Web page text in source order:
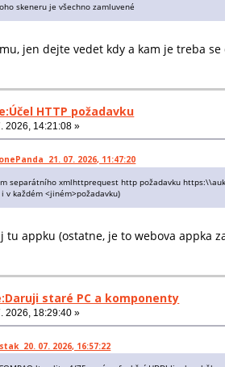
skeneru je všechno zamluvené
jen dejte vedet kdy a kam je treba
HTTP požadavku
2026, 14:21:08 »
21. 07. 2026, 11:47:20
separátního xmlhttprequest http požadavku
v každém <jiném>požadavku)
tu appku (ostatne, je to webova appka
staré PC a komponenty
2026, 18:29:40 »
20. 07. 2026, 16:57:22